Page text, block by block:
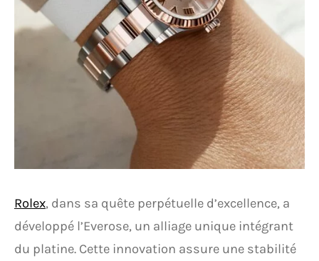
Rolex, dans sa quête perpétuelle d’excellence, a
développé l’Everose, un alliage unique intégrant
du platine. Cette innovation assure une stabilité